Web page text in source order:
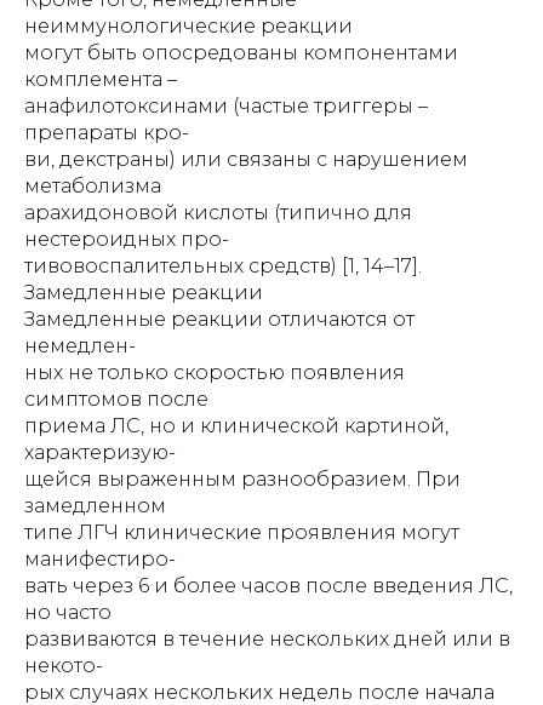
неиммунологические реакции
могут быть опосредованы компонентами
комплемента –
анафилотоксинами (частые триггеры –
препараты кро-
ви, декстраны) или связаны с нарушением
метаболизма
арахидоновой кислоты (типично для
нестероидных про-
тивовоспалительных средств) [1, 14–17].
Замедленные реакции
Замедленные реакции отличаются от
немедлен-
ных не только скоростью появления
симптомов после
приема ЛС, но и клинической картиной,
характеризую-
щейся выраженным разнообразием. При
замедленном
типе ЛГЧ клинические проявления могут
манифестиро-
вать через 6 и более часов после введения ЛС,
но часто
развиваются в течение нескольких дней или в
некото-
рых случаях нескольких недель после начала